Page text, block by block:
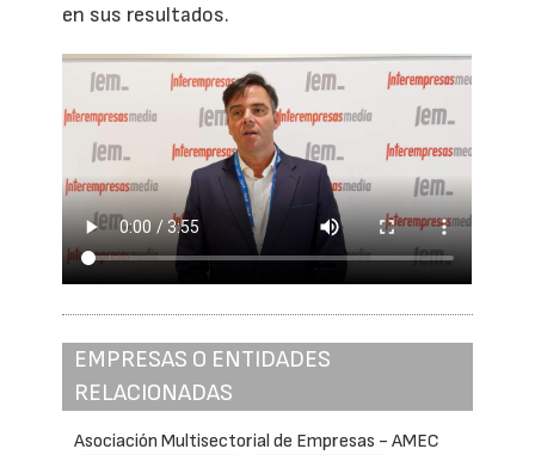
en sus resultados.
EMPRESAS O ENTIDADES
RELACIONADAS
Asociación Multisectorial de Empresas - AMEC